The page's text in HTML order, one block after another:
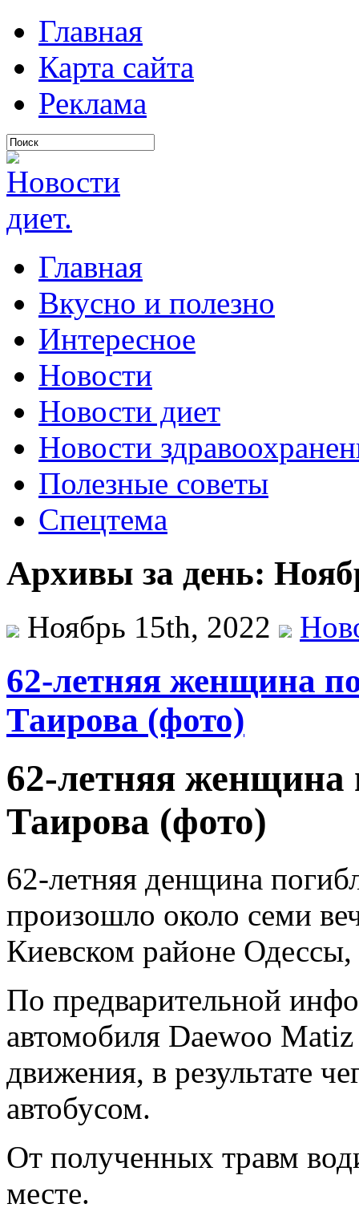
Главная
Карта сайта
Реклама
Главная
Вкусно и полезно
Интересное
Новости
Новости диет
Новости
Полезные советы
Спецтема
Архивы за день:
Ноябрь 15th, 2022
62-летняя женщина
Таирова (фото)
62-летняя женщина
Таирова (фото)
62-летняя денщина
произошло около семи
Киевском районе
По предварительной
автомобиля Daewoo
движения, в результате
автобусом.
От полученных травм
месте.